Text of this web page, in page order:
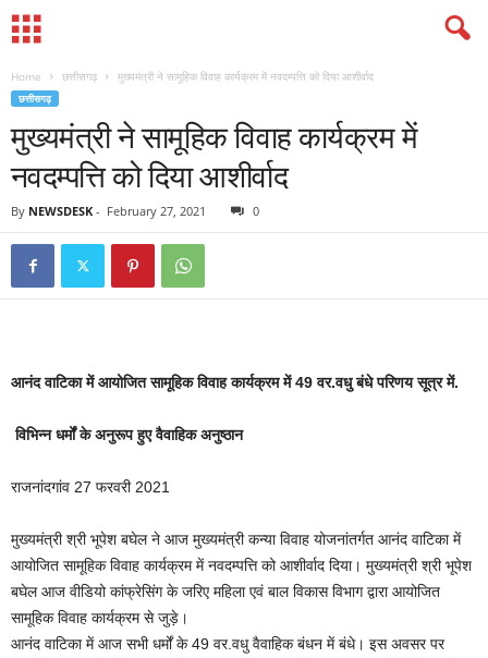
Home छत्तीसगढ़ मुख्यमंत्री ने सामूहिक विवाह कार्यक्रम में नवदम्पत्ति को दिया आशीर्वाद
छत्तीसगढ़
मुख्यमंत्री ने सामूहिक विवाह कार्यक्रम में
नवदम्पत्ति को दिया आशीर्वाद
By NEWSDESK - February 27, 2021 0
आनंद वाटिका में आयोजित सामूहिक विवाह कार्यक्रम में 49 वर.वधु बंधे परिणय सूत्र में.
विभिन्न धर्मों के अनुरूप हुए वैवाहिक अनुष्ठान
राजनांदगांव 27 फरवरी 2021
मुख्यमंत्री श्री भूपेश बघेल ने आज मुख्यमंत्री कन्या विवाह योजनांतर्गत आनंद वाटिका में
आयोजित सामूहिक विवाह कार्यक्रम में नवदम्पत्ति को आशीर्वाद दिया। मुख्यमंत्री श्री भूपेश
बघेल आज वीडियो कांफ्रेसिंग के जरिए महिला एवं बाल विकास विभाग द्वारा आयोजित
सामूहिक विवाह कार्यक्रम से जुड़े।
आनंद वाटिका में आज सभी धर्मों के 49 वर.वधु वैवाहिक बंधन में बंधे। इस अवसर पर